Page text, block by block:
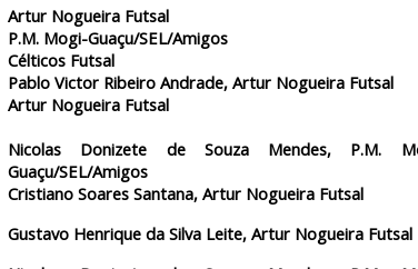
Artur Nogueira Futsal
P.M. Mogi-Guaçu/SEL/Amigos
Célticos Futsal
Pablo Victor Ribeiro Andrade, Artur Nogueira Futsal
Artur Nogueira Futsal
Nicolas Donizete de Souza Mendes, P.M.
Guaçu/SEL/Amigos
Cristiano Soares Santana, Artur Nogueira Futsal
Gustavo Henrique da Silva Leite, Artur Nogueira Futsal